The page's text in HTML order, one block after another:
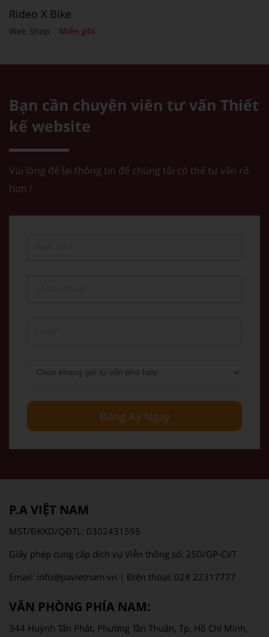
Rideo X Bike
Web Shop Miễn phí
Bạn cần chuyên viên tư vấn Thiết
kế website
Vui lòng để lại thông tin để chúng tôi có thể tư vấn rõ
hơn !
Đăng Ký Ngay
P.A VIỆT NAM
MST/ĐKKD/QĐTL: 0302431595
Giấy phép cung cấp dịch vụ Viễn thông số: 250/GP-CVT
Email: info@pavietnam.vn | Điện thoại: 028 22317777
VĂN PHÒNG PHÍA NAM:
344 Huỳnh Tấn Phát, Phường Tân Thuận, Tp. Hồ Chí Minh,